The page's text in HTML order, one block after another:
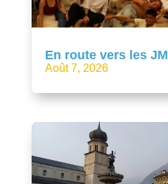
En route vers les
Août 7, 2026